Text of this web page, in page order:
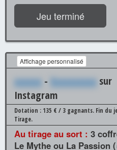
Jeu terminé
Affichage personnalisé
xxxxxx - Xxxxxxxxxx sur
Instagram
Dotation : 135 € / 3 gagnants. Fin du
Tirage.
Au tirage au sort : 3
Le Mythe ou La Passion